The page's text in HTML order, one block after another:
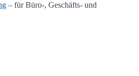
– für Büro-, Geschäfts- und